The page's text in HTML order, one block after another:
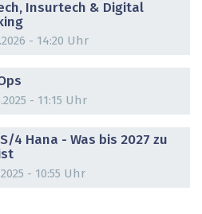
Insurtech & Digital
- 14:20 Uhr
- 11:15 Uhr
S/4 Hana - Was bis 2027 zu
- 10:55 Uhr